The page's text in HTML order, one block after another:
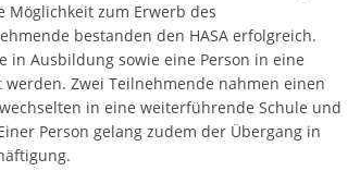
zum Erwerb des
bestanden den HASA erfolgreich.
in Ausbildung sowie eine Person in eine
Zwei Teilnehmende nahmen einen
in eine weiterführende Schule und
Person gelang zudem der Übergang in